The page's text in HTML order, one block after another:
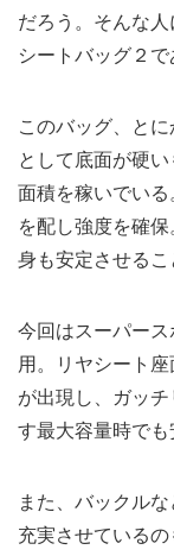
だろう。そんな
シートバッグ２で
このバッグ、と
として底面が硬
面積を稼いでい
を配し強度を確
身も安定させるこ
今回はスーパー
用。リヤシート
が出現し、ガッ
す最大容量時でも
また、バックル
充実させている